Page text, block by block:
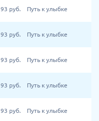
93 руб. Путь к улыбке
93 руб. Путь к улыбке
93 руб. Путь к улыбке
93 руб. Путь к улыбке
93 руб. Путь к улыбке